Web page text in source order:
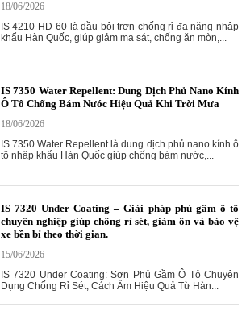
18/06/2026
IS 4210 HD-60 là dầu bôi trơn chống rỉ đa năng nhập
khẩu Hàn Quốc, giúp giảm ma sát, chống ăn mòn,...
IS 7350 Water Repellent: Dung Dịch Phủ Nano Kính
Ô Tô Chống Bám Nước Hiệu Quả Khi Trời Mưa
18/06/2026
IS 7350 Water Repellent là dung dịch phủ nano kính ô
tô nhập khẩu Hàn Quốc giúp chống bám nước,...
IS 7320 Under Coating – Giải pháp phủ gầm ô tô
chuyên nghiệp giúp chống rỉ sét, giảm ồn và bảo vệ
xe bền bỉ theo thời gian.
15/06/2026
IS 7320 Under Coating: Sơn Phủ Gầm Ô Tô Chuyên
Dụng Chống Rỉ Sét, Cách Âm Hiệu Quả Từ Hàn...